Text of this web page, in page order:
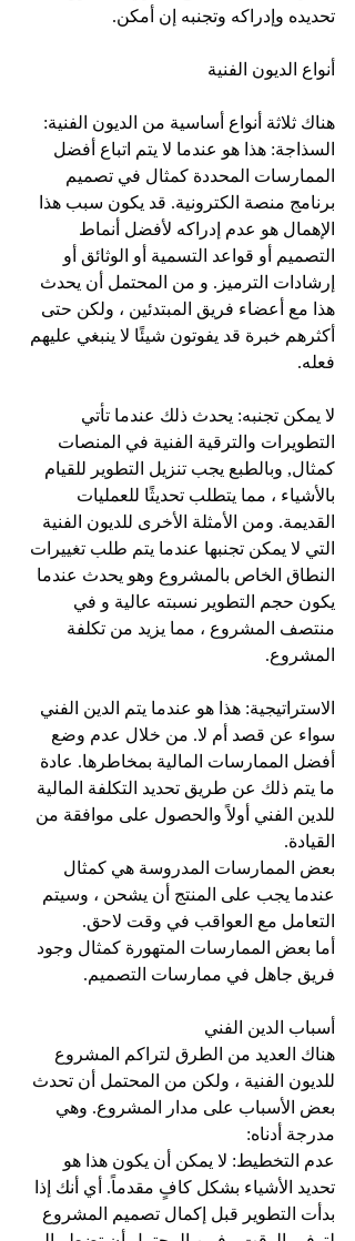
تحديده وإدراكه وتجنبه إن أمكن.
أنواع الديون الفنية
هناك ثلاثة أنواع أساسية من الديون الفنية:
السذاجة: هذا هو عندما لا يتم اتباع أفضل
الممارسات المحددة كمثال في تصميم
برنامج منصة الكترونية. قد يكون سبب هذا
الإهمال هو عدم إدراكه لأفضل أنماط
التصميم أو قواعد التسمية أو الوثائق أو
إرشادات الترميز. و من المحتمل أن يحدث
هذا مع أعضاء فريق المبتدئين ، ولكن حتى
أكثرهم خبرة قد يفوتون شيئًا لا ينبغي عليهم
فعله.
لا يمكن تجنبه: يحدث ذلك عندما تأتي
التطويرات والترقية الفنية في المنصات
كمثال, وبالطبع يجب تنزيل التطوير للقيام
بالأشياء ، مما يتطلب تحديثًا للعمليات
القديمة. ومن الأمثلة الأخرى للديون الفنية
التي لا يمكن تجنبها عندما يتم طلب تغييرات
النطاق الخاص بالمشروع وهو يحدث عندما
يكون حجم التطوير نسبته عالية و في
منتصف المشروع ، مما يزيد من تكلفة
المشروع.
الاستراتيجية: هذا هو عندما يتم الدين الفني
سواء عن قصد أم لا. من خلال عدم وضع
أفضل الممارسات المالية بمخاطرها. عادة
ما يتم ذلك عن طريق تحديد التكلفة المالية
للدين الفني أولاً والحصول على موافقة من
القيادة.
بعض الممارسات المدروسة هي كمثال
عندما يجب على المنتج أن يشحن ، وسيتم
التعامل مع العواقب في وقت لاحق.
أما بعض الممارسات المتهورة كمثال وجود
فريق جاهل في ممارسات التصميم.
أسباب الدين الفني
هناك العديد من الطرق لتراكم المشروع
للديون الفنية ، ولكن من المحتمل أن تحدث
بعض الأسباب على مدار المشروع. وهي
مدرجة أدناه:
عدم التخطيط: لا يمكن أن يكون هذا هو
تحديد الأشياء بشكل كافٍ مقدماً. أي أنك إذا
بدأت التطوير قبل إكمال تصميم المشروع